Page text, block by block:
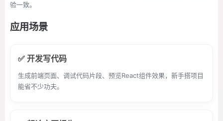
验一致。
应用场景
✅ 开发写代码
生成前端页面、调试代码片段、预览React组件效果，新手搭项目
能省不少功夫。